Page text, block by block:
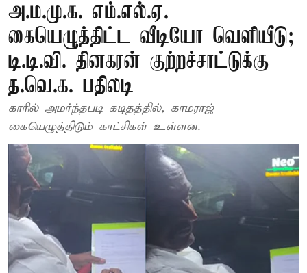
அ.ம.மு.க. எம்.எல்.ஏ.
கையெழுத்திட்ட வீடியோ வெளியீடு;
டி.டி.வி. தினகரன் குற்றச்சாட்டுக்கு
த.வெ.க. பதிலடி
காரில் அமர்ந்தபடி கடிதத்தில், காமராஜ்
கையெழுத்திடும் காட்சிகள் உள்ளன.